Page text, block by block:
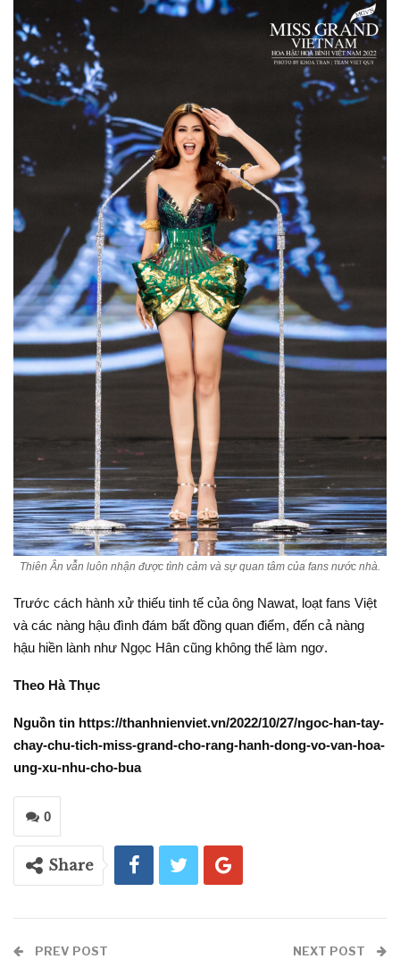
Thiên Ân vẫn luôn nhận được tình cảm và sự quan tâm của fans nước nhà.
Trước cách hành xử thiếu tinh tế của ông Nawat, loạt fans Việt
và các nàng hậu đình đám bất đồng quan điểm, đến cả nàng
hậu hiền lành như Ngọc Hân cũng không thể làm ngơ.
Theo Hà Thục
Nguồn tin https://thanhnienviet.vn/2022/10/27/ngoc-han-tay-
chay-chu-tich-miss-grand-cho-rang-hanh-dong-vo-van-hoa-
ung-xu-nhu-cho-bua
0
Share
PREV POST NEXT POST